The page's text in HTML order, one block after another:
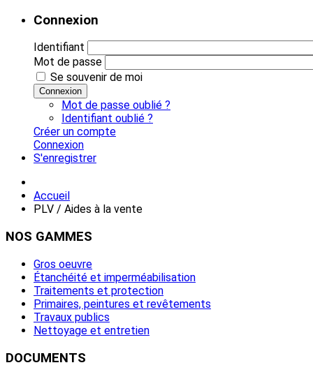
Connexion
Identifiant
Mot de passe
Se souvenir de moi
Connexion
Mot de passe oublié ?
Identifiant oublié ?
Créer un compte
Connexion
S'enregistrer
Accueil
PLV / Aides à la vente
NOS GAMMES
Gros oeuvre
Étanchéité et imperméabilisation
Traitements et protection
Primaires, peintures et revêtements
Travaux publics
Nettoyage et entretien
DOCUMENTS